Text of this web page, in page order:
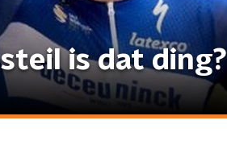
is dat ding?